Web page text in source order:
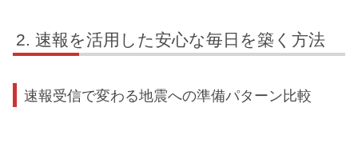
速報を活用した安心な毎日を築く方法
速報受信で変わる地震への準備パターン比較